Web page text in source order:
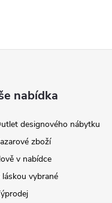
nabídka
designového nábytku
zboží
v nabídce
láskou vybrané